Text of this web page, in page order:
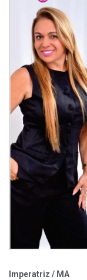
Imperatriz / MA